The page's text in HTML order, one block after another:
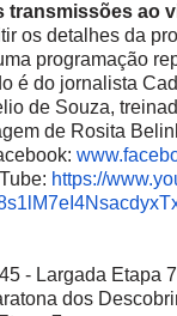
transmissões ao
os detalhes da
programação
é do jornalista
de Souza,
de Rosita
https://
- Largada Etapa 7
dos